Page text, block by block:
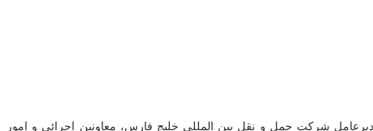
شرکت حمل و نقل بین المللی خلیج فارس، معاونین اجرائی و امور